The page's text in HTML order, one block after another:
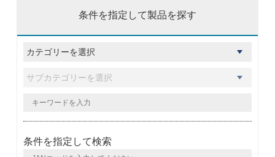
条件を指定して製品を探す
条件を指定して検索